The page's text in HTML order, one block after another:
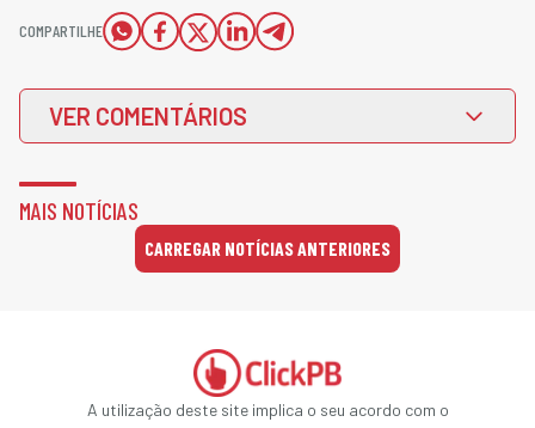
COMPARTILHE
VER COMENTÁRIOS
MAIS NOTÍCIAS
CARREGAR NOTÍCIAS ANTERIORES
A utilização deste site implica o seu acordo com o